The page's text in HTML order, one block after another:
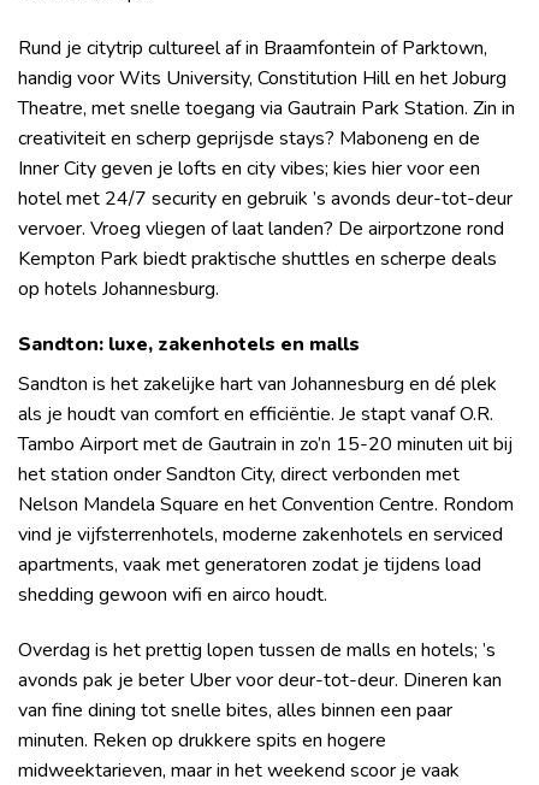
Rund je citytrip cultureel af in Braamfontein of Parktown,
handig voor Wits University, Constitution Hill en het Joburg
Theatre, met snelle toegang via Gautrain Park Station. Zin in
creativiteit en scherp geprijsde stays? Maboneng en de
Inner City geven je lofts en city vibes; kies hier voor een
hotel met 24/7 security en gebruik ’s avonds deur-tot-deur
vervoer. Vroeg vliegen of laat landen? De airportzone rond
Kempton Park biedt praktische shuttles en scherpe deals
op hotels Johannesburg.
Sandton: luxe, zakenhotels en malls
Sandton is het zakelijke hart van Johannesburg en dé plek
als je houdt van comfort en efficiëntie. Je stapt vanaf O.R.
Tambo Airport met de Gautrain in zo’n 15-20 minuten uit bij
het station onder Sandton City, direct verbonden met
Nelson Mandela Square en het Convention Centre. Rondom
vind je vijfsterrenhotels, moderne zakenhotels en serviced
apartments, vaak met generatoren zodat je tijdens load
shedding gewoon wifi en airco houdt.
Overdag is het prettig lopen tussen de malls en hotels; ’s
avonds pak je beter Uber voor deur-tot-deur. Dineren kan
van fine dining tot snelle bites, alles binnen een paar
minuten. Reken op drukkere spits en hogere
midweektarieven, maar in het weekend scoor je vaak